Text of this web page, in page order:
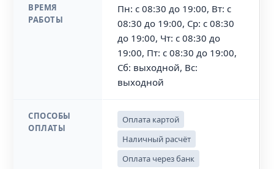
ВРЕМЯ
РАБОТЫ
Пн: с 08:30 до 19:00, Вт: с
08:30 до 19:00, Ср: с 08:30
до 19:00, Чт: с 08:30 до
19:00, Пт: с 08:30 до 19:00,
Сб: выходной, Вс:
выходной
СПОСОБЫ
ОПЛАТЫ
Оплата картой
Наличный расчёт
Оплата через банк